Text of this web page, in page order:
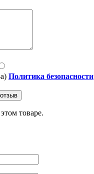
Политика безопасности
товаре.